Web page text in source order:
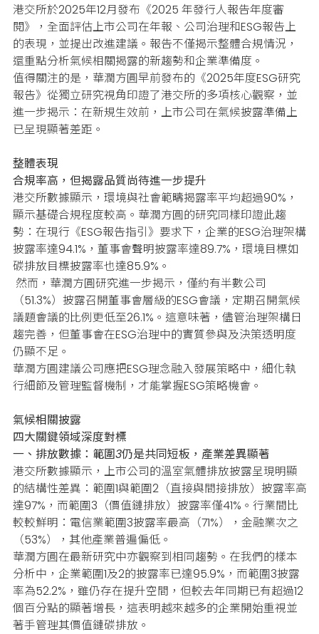
港交所於2025年12月發布《2025 年發行人報告年度審
閱》，全面評估上市公司在年報、公司治理和ESG報告上
的表現，並提出改進建議。 報告不僅揭示整體合規情況，
還重點分析氣候相關揭露的新趨勢和企業準備度。
值得關注的是，華潤方圓早前發布的《2025年度ESG研究
報告》從獨立研究視角印證了港交所的多項核心觀察，並
進一步揭示：在新規生效前，上市公司在氣候披露準備上
已呈現顯著差距。
整體表現
合規率高，但揭露品質尚待進一步提升
港交所數據顯示，環境與社會範疇揭露率平均超過90%，
顯示基礎合規程度較高。 華潤方圓的研究同樣印證此趨
勢：在現行《ESG報告指引》要求下，企業的ESG治理架構
披露率達94.1%，董事會聲明披露率達89.7%，環境目標如
碳排放目標披露率也達85.9%。
然而，華潤方圓研究進一步揭示，僅約有半數公司
（51.3%）披露召開董事會層級的ESG會議，定期召開氣候
議題會議的比例更低至26.1%。 這意味著，儘管治理架構日
趨完善，但董事會在ESG治理中的實質參與及決策透明度
仍顯不足。
華潤方圓建議公司應把ESG理念融入發展策略中，細化執
行細節及管理監督機制，才能掌握ESG策略機會。
氣候相關披露
四大關鍵領域深度對標
一、排放數據：範圍3仍是共同短板，產業差異顯著
港交所數據顯示，上市公司的溫室氣體排放披露呈現明顯
的結構性差異：範圍1與範圍2（直接與間接排放）披露率高
達97%，而範圍3（價值鏈排放）披露率僅41%。行業間比
較較鮮明：電信業範圍3披露率最高（71%），金融業次之
（53%），其他產業普遍偏低。
華潤方圓在最新研究中亦觀察到相同趨勢。 在我們的樣本
分析中，企業範圍1及2的披露率已達95.9%，而範圍3披露
率為52.2%，雖仍存在提升空間，但較去年同期已有超過12
個百分點的顯著增長，這表明越來越多的企業開始重視並
著手管理其價值鏈碳排放。